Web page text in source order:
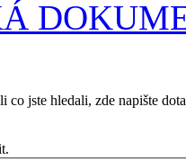
co jste hledali, zde napište